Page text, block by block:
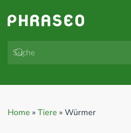
Zum Hauptinhalt springen
Home » Tiere » Würmer